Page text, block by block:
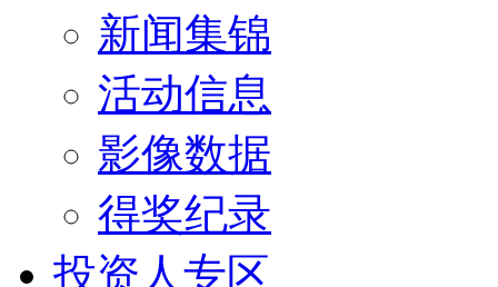
新闻集锦
活动信息
影像数据
得奖纪录
投资人专区